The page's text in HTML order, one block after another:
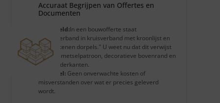
Accuraat Begrijpen van Offertes en
Documenten
Voorbeeld:In een bouwofferte staat
"Steenverband in kruisverband met kroonlijst en
natuurstenen dorpels." U weet nu dat dit verwijst
naar de metselpatroon, decoratieve bovenrand en
raamonderkanten.
Voordeel: Geen onverwachte kosten of
misverstanden over wat er precies geleverd
wordt.